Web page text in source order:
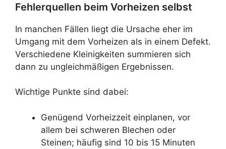
Fehlerquellen beim Vorheizen selbst
In manchen Fällen liegt die Ursache eher im
Umgang mit dem Vorheizen als in einem Defekt.
Verschiedene Kleinigkeiten summieren sich
dann zu ungleichmäßigen Ergebnissen.
Wichtige Punkte sind dabei:
Genügend Vorheizzeit einplanen, vor
allem bei schweren Blechen oder
Steinen; häufig sind 10 bis 15 Minuten